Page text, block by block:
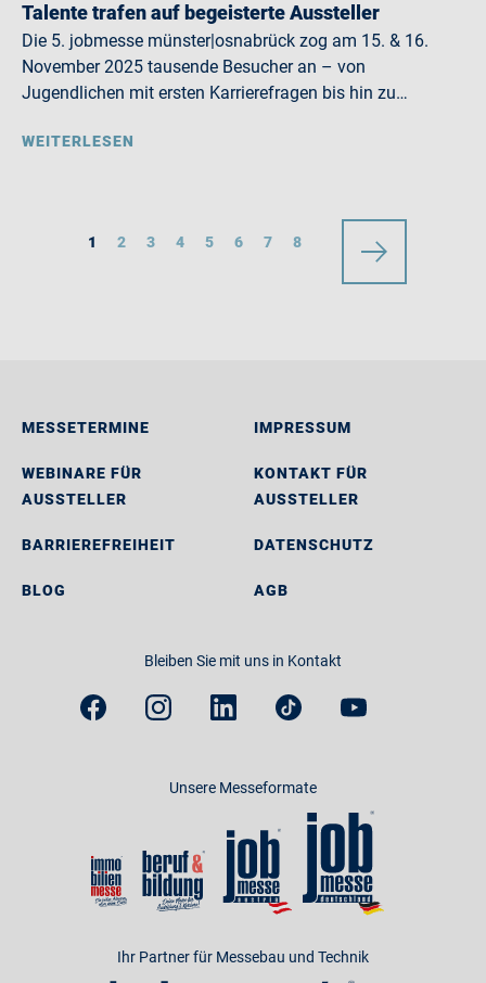
Talente trafen auf begeisterte Aussteller
Die 5. jobmesse münster|osnabrück zog am 15. & 16.
November 2025 tausende Besucher an – von
Jugendlichen mit ersten Karrierefragen bis hin zu…
WEITERLESEN
1 2 3 4 5 6 7 8
MESSETERMINE
WEBINARE FÜR
AUSSTELLER
BARRIEREFREIHEIT
BLOG
IMPRESSUM
KONTAKT FÜR
AUSSTELLER
DATENSCHUTZ
AGB
Bleiben Sie mit uns in Kontakt
Unsere Messeformate
Ihr Partner für Messebau und Technik